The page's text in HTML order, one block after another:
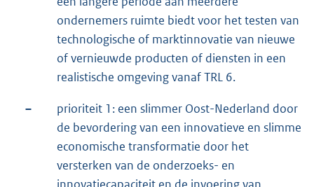
ondernemers ruimte biedt voor het testen van
technologische of marktinnovatie van nieuwe
of vernieuwde producten of diensten in een
realistische omgeving vanaf TRL 6.
–
prioriteit 1: een slimmer Oost-Nederland door
de bevordering van een innovatieve en slimme
economische transformatie door het
versterken van de onderzoeks- en